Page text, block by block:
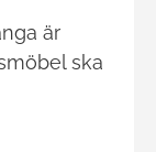
är
ska